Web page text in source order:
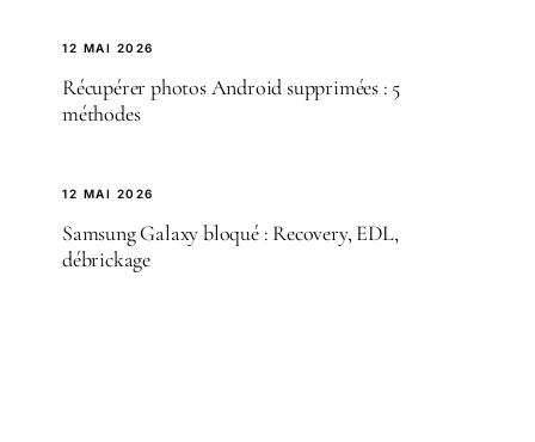
12 MAI 2026
Récupérer photos Android supprimées : 5
méthodes
12 MAI 2026
Samsung Galaxy bloqué : Recovery, EDL,
débrickage